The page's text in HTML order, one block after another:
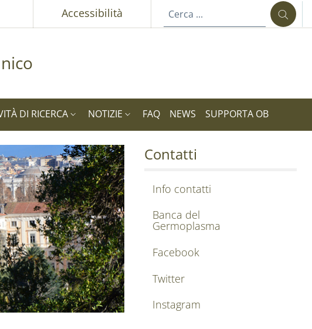
Accessibilità
DI RICERCA NOTIZIE FAQ NEWS SUPPORTA OB
Contatti
Info contatti
Banca del
Germoplasma
Facebook
Twitter
Instagram